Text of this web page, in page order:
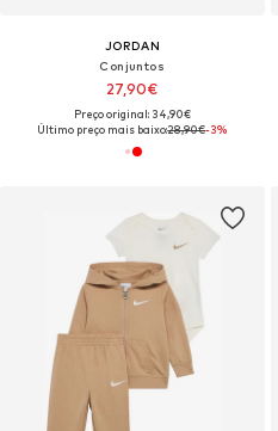
JORDAN
Conjuntos
27,90€
Preço original: 34,90€
Último preço mais baixo:28,90€-3%